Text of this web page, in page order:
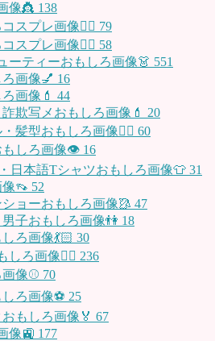
像👸 138
スプレ画像🧝‍♀️ 79
スプレ画像🧝‍♂️ 58
ーティーおもしろ画像👗 551
画像💅 16
画像💄 44
欺写メおもしろ画像💄 20
髪型おもしろ画像👱‍♀️ 60
もしろ画像👁 16
日本語Tシャツおもしろ画像👕 31
👡 52
ョーおもしろ画像🥻 47
子おもしろ画像👫 18
ろ画像💃🏻 30
しろ画像🏃‍♂️ 236
像⚾ 70
ろ画像⚽️ 25
もしろ画像🏅 67
像🚉 177